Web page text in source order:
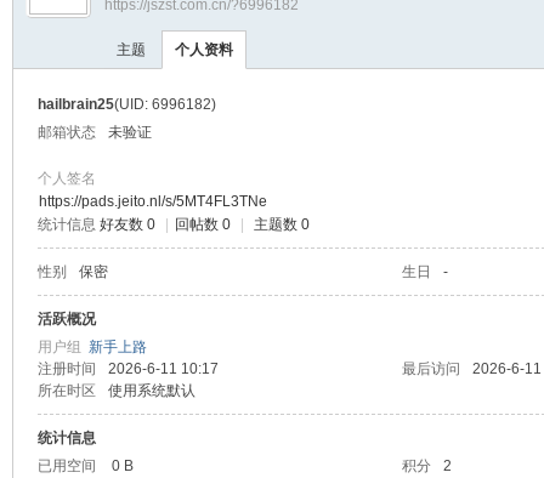
›
https://jszst.com.cn/?6996182
主题 个人资料
hailbrain25(UID: 6996182)
邮箱状态
未验证
个人签名
https://pads.jeito.nl/s/5MT4FL3TNe
统计信息 好友数 0 回帖数 0 主题数 0
性别 保密 生日 -
活跃概况
用户组 新手上路
注册时间
2026-6-11 10:17 最后访问
2026-6-
所在时区
使用系统默认
统计信息
已用空间
0 B 积分
2